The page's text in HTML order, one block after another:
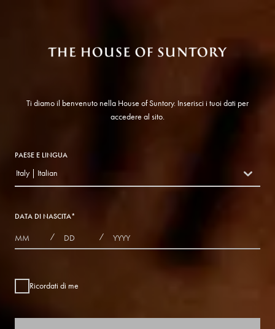
Ti diamo il benvenuto nella House of Suntory. Inserisci i tuoi dati per
accedere al sito.
PAESE E LINGUA
countryDropdown
Italy | Italian
DATA DI NASCITA*
MONTHS
/ DAYS / YEAR
Ricordati di me